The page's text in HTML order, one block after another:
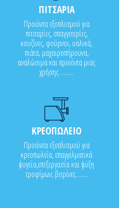
ΠΙΤΣΑΡΙΑ
Προϊόντα εξοπλισμού για
πιτσαρίες, σπαγγετερίες,
κουζίνες, φούρνοι, υαλικά,
πιάτα, μαχαιροπήρουνα,
αναλώσιμα και προϊόντα μιας
χρήσης..........
ΚΡΕΟΠΩΛΕΙΟ
Προϊόντα εξοπλισμού για
κρεοπωλεία, επαγγελματικά
ψυγεία,επεξεργασία και ψύξη
τροφίμων, βιτρίνες........